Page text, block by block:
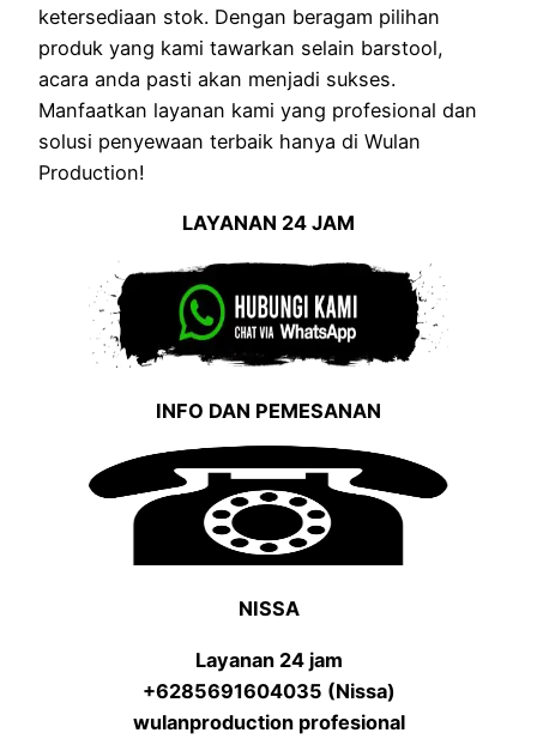
ketersediaan stok. Dengan beragam pilihan
produk yang kami tawarkan selain barstool,
acara anda pasti akan menjadi sukses.
Manfaatkan layanan kami yang profesional dan
solusi penyewaan terbaik hanya di Wulan
Production!
LAYANAN 24 JAM
INFO DAN PEMESANAN
NISSA
Layanan 24 jam
+6285691604035 (Nissa)
wulanproduction profesional